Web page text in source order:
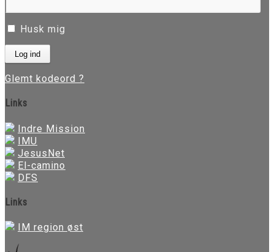
Husk mig
Glemt kodeord ?
Links
Indre Mission
IMU
JesusNet
El-camino
DFS
Links
IM region øst